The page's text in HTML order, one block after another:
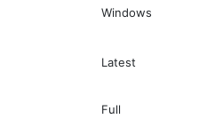
Windows
Latest
Full